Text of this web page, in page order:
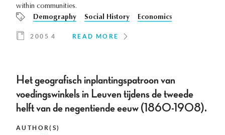
within communities.
Demography
Social History Economics
2005 4 READ MORE
Het geografisch inplantingspatroon van
voedingswinkels in Leuven tijdens de tweede
helft van de negentiende eeuw (1860-1908).
AUTHOR(S)